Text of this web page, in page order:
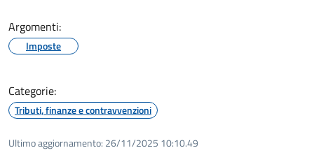
Argomenti:
Imposte
Categorie:
Tributi, finanze e contravvenzioni
Ultimo aggiornamento: 26/11/2025 10:10.49